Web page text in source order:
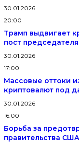
30.01.2026
20:00
Трамп выдвигает
пост
30.01.2026
17:00
Массовые оттоки
криптовалют под
30.01.2026
16:00
Борьба за
правительства